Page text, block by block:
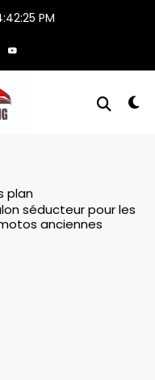
PM
plan
séducteur pour les
anciennes